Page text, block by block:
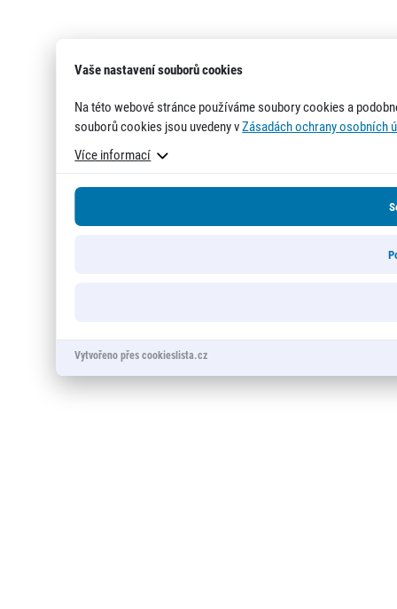
Vaše nastavení souborů cookies
Na této webové stránce používáme soubory cookies a
souborů cookies jsou uvedeny vZásadách ochrany osobních
Více informací
Vytvořeno přes cookieslista.cz